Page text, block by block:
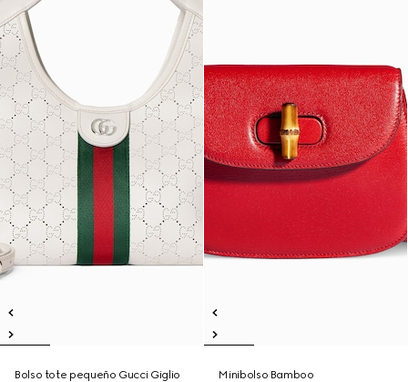
Bolso tote pequeño Gucci Giglio
Minibolso Bamboo